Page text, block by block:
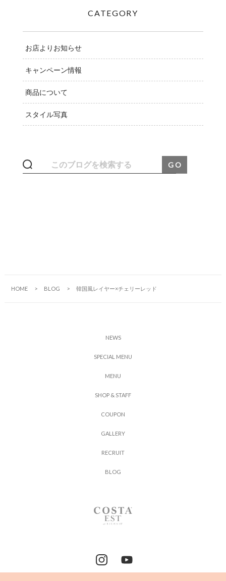
CATEGORY
お店よりお知らせ
キャンペーン情報
商品について
スタイル写真
HOME BLOG 韓国風レイヤー×チェリーレッド
NEWS
SPECIAL MENU
MENU
SHOP & STAFF
COUPON
GAL L ERY
RECRUIT
BL OG